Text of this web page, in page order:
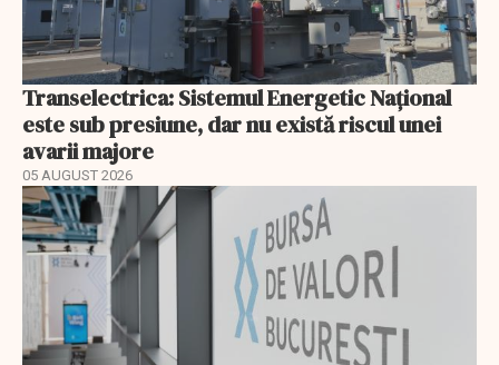
Transelectrica: Sistemul Energetic Național
este sub presiune, dar nu există riscul unei
avarii majore
05 AUGUST 2026